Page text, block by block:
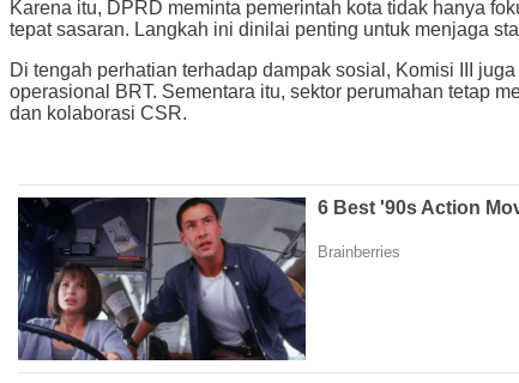
Karena itu, DPRD meminta pemerintah kota tidak hanya
tepat sasaran. Langkah ini dinilai penting untuk menjaga
Di tengah perhatian terhadap dampak sosial, Komisi III
operasional BRT. Sementara itu, sektor perumahan tetap
dan kolaborasi CSR.